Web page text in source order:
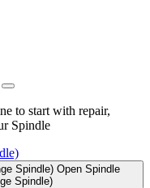
to start with repair,
Spindle
Spindle) Open Spindle
Spindle)